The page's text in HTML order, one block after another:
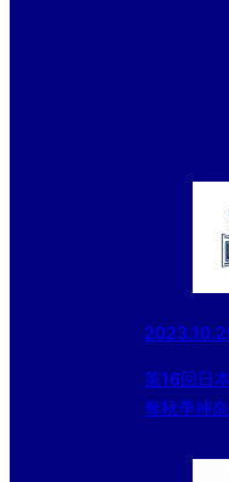
第16回日
奪秋季神